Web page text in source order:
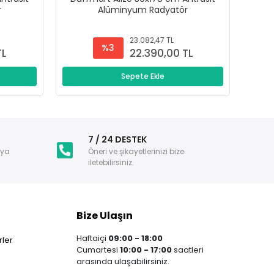
Alüminyum Radyatör
%3
23.082,47 TL
22.390,00 TL
Sepete Ekle
7 / 24 DESTEK
Öneri ve şikayetlerinizi bize
iletebilirsiniz.
Bize Ulaşın
Haftaiçi 09:00 - 18:00
Cumartesi 10:00 - 17:00saatleri
arasında ulaşabilirsiniz.